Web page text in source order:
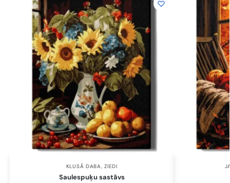
KLUSĀ DABA,ZIEDI
Saulespuķu sastāvs